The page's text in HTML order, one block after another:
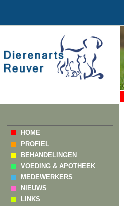
HOME
PROFIEL
BEHANDELINGEN
VOEDING & APOTHEEK
MEDEWERKERS
NIEUWS
LINKS